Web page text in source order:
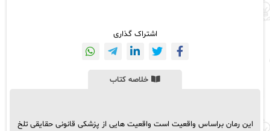
اشتراک گذاری
خلاصه کتاب
این رمان براساس واقعیت است واقعيت هايى از پزشکى قانونى حقايقى تلخ